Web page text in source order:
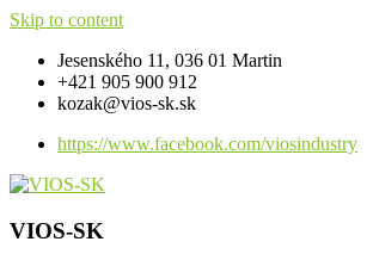
Skip to content
Jesenského 11, 036 01 Martin
+421 905 900 912
kozak@vios-sk.sk
https://www.facebook.com/viosindustry
VIOS-SK
Komponenty pre strojárenské a priemyselné
VIOS-SK